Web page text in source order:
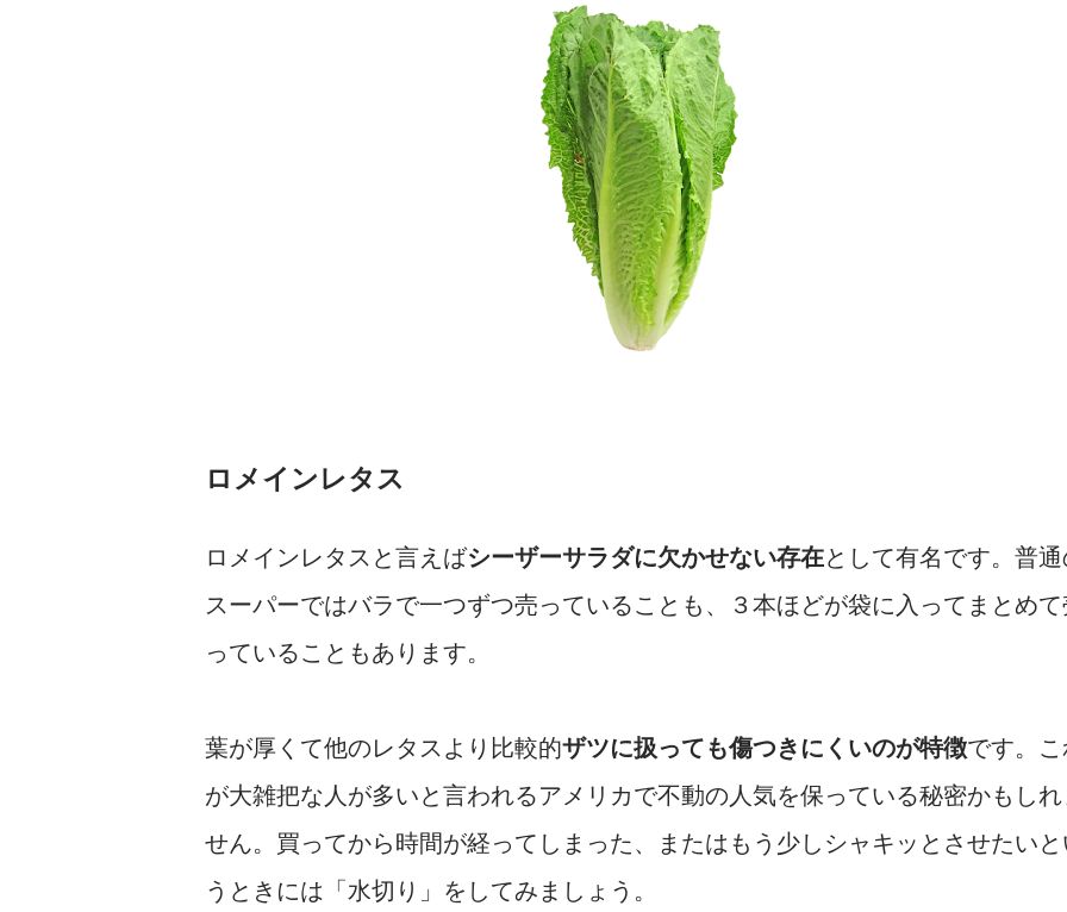
ロメインレタス
ロメインレタスと言えばシーザーサラダに欠かせない存在として有名です。普通
スーパーではバラで一つずつ売っていることも、３本ほどが袋に入ってまとめて
っていることもあります。
葉が厚くて他のレタスより比較的ザツに扱っても傷つきにくいのが特徴です。
が大雑把な人が多いと言われるアメリカで不動の人気を保っている秘密かもしれ
せん。買ってから時間が経ってしまった、またはもう少しシャキッとさせたいと
うときには「水切り」をしてみましょう。